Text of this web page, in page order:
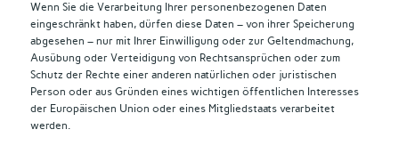
Wenn Sie die Verarbeitung Ihrer personenbezogenen Daten
eingeschränkt haben, dürfen diese Daten – von ihrer Speicherung
abgesehen – nur mit Ihrer Einwilligung oder zur Geltendmachung,
Ausübung oder Verteidigung von Rechtsansprüchen oder zum
Schutz der Rechte einer anderen natürlichen oder juristischen
Person oder aus Gründen eines wichtigen öffentlichen Interesses
der Europäischen Union oder eines Mitgliedstaats verarbeitet
werden.